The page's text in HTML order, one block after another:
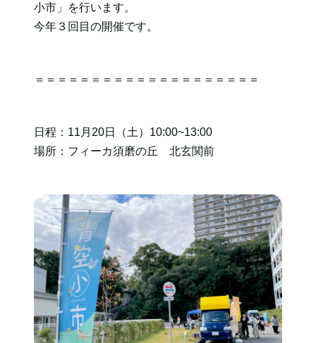
小市」を行います。
今年３回目の開催です。
＝＝＝＝＝＝＝＝＝＝＝＝＝＝＝＝＝＝＝＝
日程：11月20日（土）10:00~13:00
場所：フィーカ須磨の丘 北玄関前